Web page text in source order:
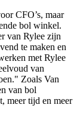
CFO’s, maar
bol winkel.
van Rylee zijn
te maken en
met Rylee
van
Zoals Van
van bol
meer tijd en meer